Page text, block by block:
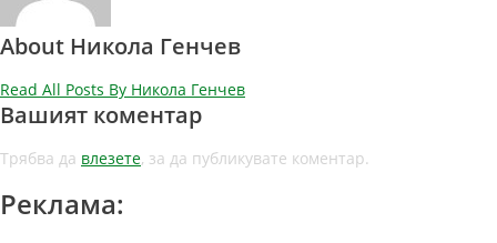
About Никола Генчев
Read All Posts By Никола Генчев
Вашият коментар
Трябва да влезете, за да публикувате коментар.
Реклама: